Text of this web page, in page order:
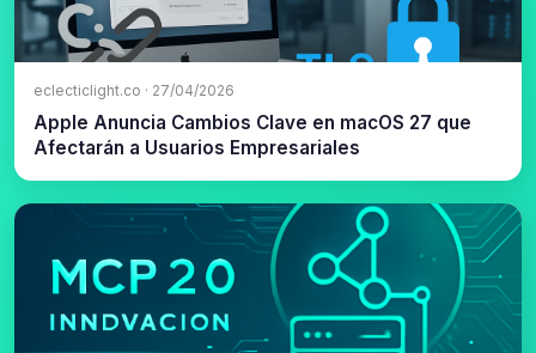
eclecticlight.co · 27/04/2026
Apple Anuncia Cambios Clave en macOS 27 que
Afectarán a Usuarios Empresariales